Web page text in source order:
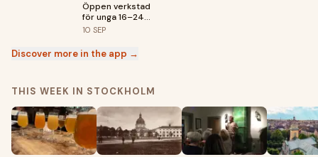
Öppen verkstad
för unga 16–24
år – premiär 10
10 SEP
Discover more in the app →
THIS WEEK IN STOCKHOLM